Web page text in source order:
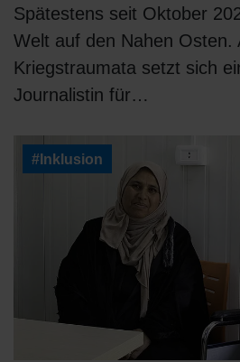
Spätestens seit Oktober
Welt auf den Nahen Osten.
Kriegstraumata setzt sich
Journalistin für…
#Inklusion